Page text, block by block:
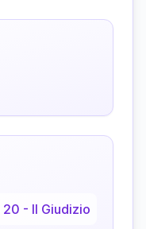
20 - Il Giudizio